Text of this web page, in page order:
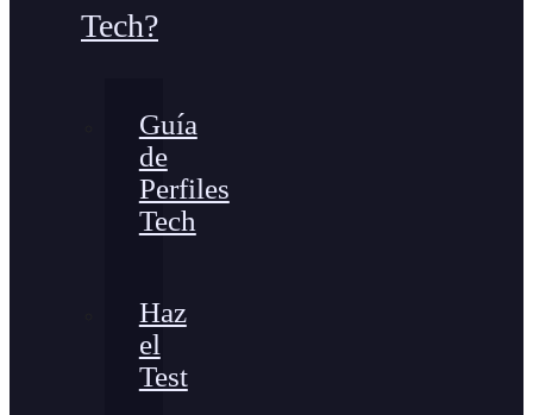
Tech?
Guía
de
Perfiles
Tech
Haz
el
Test